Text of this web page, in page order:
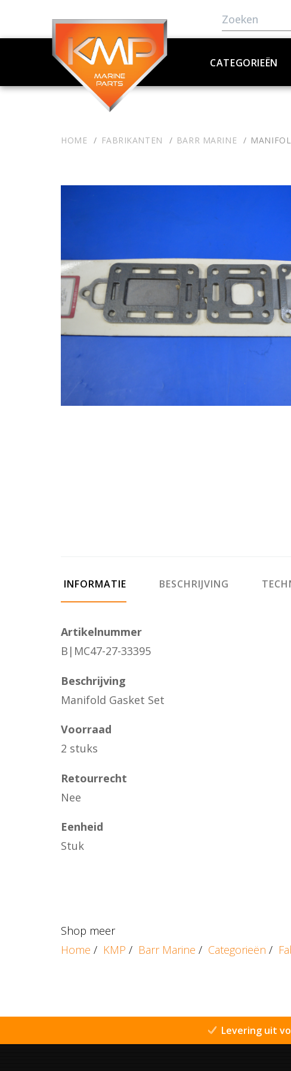
CATEGORIEËN
HOME FABRIKANTEN BARR MARINE
INFORMATIE BESCHRIJVING
Artikelnummer
B|MC47-27-33395
Beschrijving
Manifold Gasket Set
Voorraad
2 stuks
Retourrecht
Nee
Eenheid
Stuk
Shop meer
Home / KMP / Barr Marine / Categorieën /
Levering uit